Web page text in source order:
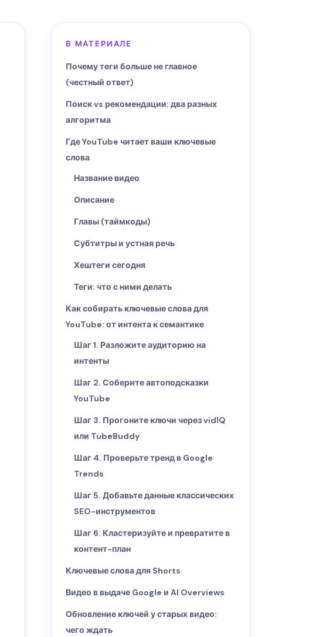
В МАТЕРИАЛЕ
Почему теги больше не главное
(честный ответ)
Поиск vs рекомендации: два разных
алгоритма
Где YouTube читает ваши ключевые
слова
Название видео
Описание
Главы (таймкоды)
Субтитры и устная речь
Хештеги сегодня
Теги: что с ними делать
Как собирать ключевые слова для
YouTube: от интента к семантике
Шаг 1. Разложите аудиторию на
интенты
Шаг 2. Соберите автоподсказки
YouTube
Шаг 3. Прогоните ключи через vidIQ
или TubeBuddy
Шаг 4. Проверьте тренд в Google
Trends
Шаг 5. Добавьте данные классических
SEO-инструментов
Шаг 6. Кластеризуйте и превратите в
контент-план
Ключевые слова для Shorts
Видео в выдаче Google и AI Overviews
Обновление ключей у старых видео:
чего ждать